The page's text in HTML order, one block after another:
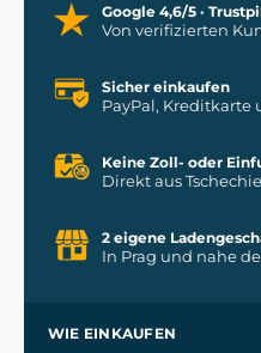
Google 4,6/5 ·
Von verifizierten
Sicher einkaufen
PayPal, Kreditkarte
Keine Zoll- oder
Direkt aus
2 eigene
In Prag und nahe
WIE EINKAUFEN